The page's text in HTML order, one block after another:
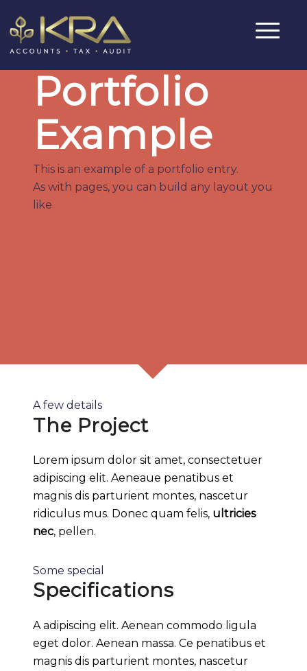
Portfolio
Example
This is an example of a portfolio entry.
As with pages, you can build any layout you
like
A few details
The Project
Lorem ipsum dolor sit amet, consectetuer
adipiscing elit. Aeneaue penatibus et
magnis dis parturient montes, nascetur
ridiculus mus. Donec quam felis, ultricies
nec, pellen.
Some special
Specifications
A adipiscing elit. Aenean commodo ligula
eget dolor. Aenean massa. Ce penatibus et
magnis dis parturient montes, nascetur